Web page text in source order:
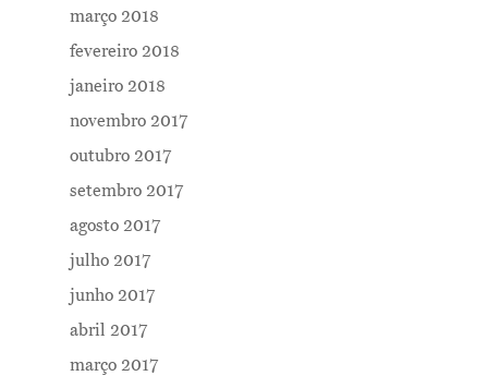
março 2018
fevereiro 2018
janeiro 2018
novembro 2017
outubro 2017
setembro 2017
agosto 2017
julho 2017
junho 2017
abril 2017
março 2017